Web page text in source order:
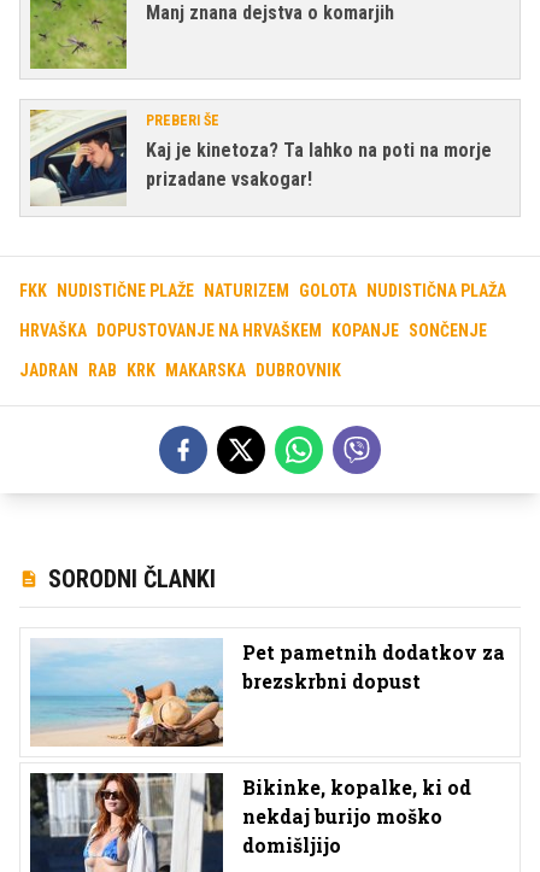
Manj znana dejstva o komarjih
PREBERI ŠE
Kaj je kinetoza? Ta lahko na poti na morje
prizadane vsakogar!
FKK NUDISTIČNE PLAŽE NATURIZEM GOLOTA NUDISTIČNA PLAŽA
HRVAŠKA DOPUSTOVANJE NA HRVAŠKEM KOPANJE SONČENJE
JADRAN RAB KRK MAKARSKA DUBROVNIK
SORODNI ČLANKI
Pet pametnih dodatkov za
brezskrbni dopust
Bikinke, kopalke, ki od
nekdaj burijo moško
domišljijo